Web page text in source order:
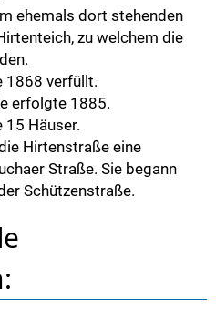
ehemals dort stehenden
zu welchem die
1868 verfüllt.
erfolgte 1885.
15 Häuser.
Hirtenstraße eine
Straße. Sie begann
Schützenstraße.